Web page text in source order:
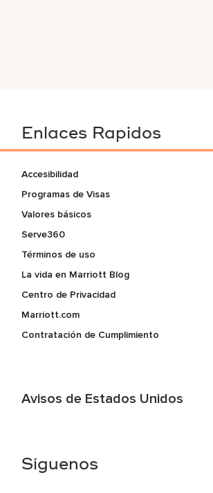
Enlaces Rapidos
Accesibilidad
Programas de Visas
Valores básicos
Serve360
Términos de uso
La vida en Marriott Blog
Centro de Privacidad
Marriott.com
Contratación de Cumplimiento
Avisos de Estados Unidos
electrónico hqaffirmativeaction@marriott.com
Síguenos